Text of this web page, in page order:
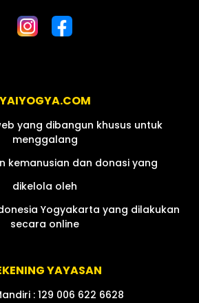
YAIYOGYA.COM
yang dibangun khusus untuk
menggalang
kemanusian dan donasi yang
dikelola oleh
Yogyakarta yang dilakukan
secara online
YAYASAN
: 129 006 622 6628